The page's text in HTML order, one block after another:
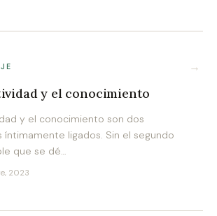
y el conocimiento
y el conocimiento son dos
íntimamente ligados. Sin el segundo
que se dé…
2023
→